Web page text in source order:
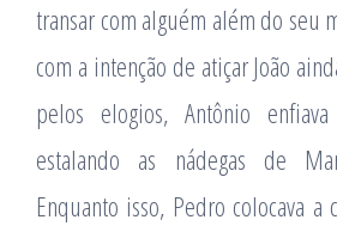
transar com alguém além do seu
com a intenção de atiçar João
pelos elogios, Antônio
estalando as nádegas de
Enquanto isso, Pedro colocava a